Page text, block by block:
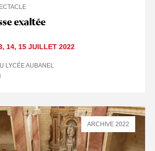
exaltée
, 14, 15 JUILLET 2022
LYCÉE AUBANEL
ARCHIVE 2022